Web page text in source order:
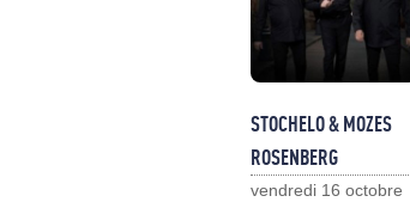
STOCHELO & MOZES
ROSENBERG
vendredi 16 octobre